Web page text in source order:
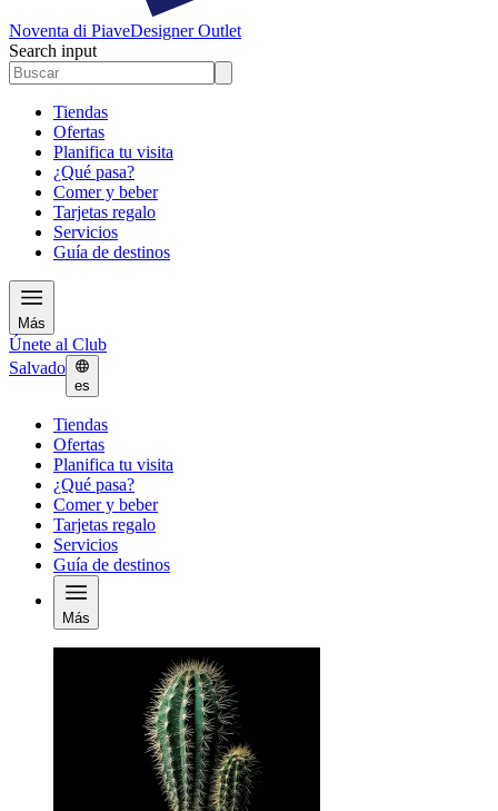
Noventa di PiaveDesigner Outlet
Search input
Tiendas
Ofertas
Planifica tu visita
¿Qué pasa?
Comer y beber
Tarjetas regalo
Servicios
Guía de destinos
Más
Únete al Club
Salvado
es
Tiendas
Ofertas
Planifica tu visita
¿Qué pasa?
Comer y beber
Tarjetas regalo
Servicios
Guía de destinos
Más